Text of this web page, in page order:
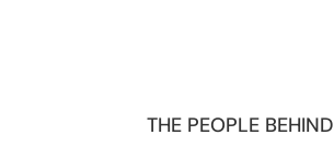
THE PEOPLE BEHIND